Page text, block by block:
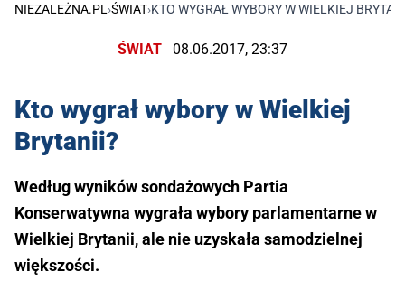
NIEZALEŻNA.PL ›ŚWIAT›​KTO WYGRAŁ WYBORY W WIELKIEJ
ŚWIAT 08.06.2017, 23:37
​Kto wygrał wybory w Wielkiej
Brytanii?
Według wyników sondażowych Partia
Konserwatywna wygrała wybory parlamentarne w
Wielkiej Brytanii, ale nie uzyskała samodzielnej
większości.